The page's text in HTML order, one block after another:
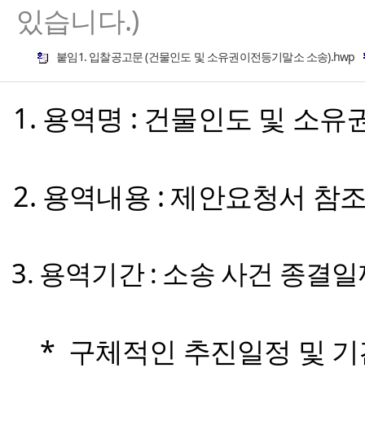
있습니다.)
붙임1. 입찰공고문 (건물인도 및 소유권이전등기말소 소송).hwp
1. 용역명 : 건물인도 및 소
2. 용역내용 : 제안요청서 참
3. 용역기간 : 소송 사건 종결
* 구체적인 추진일정 및 기